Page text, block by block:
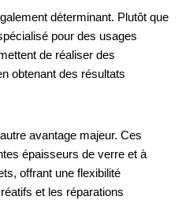
déterminant. Plutôt que
pour des usages
de réaliser des
obtenant des résultats
avantage majeur. Ces
épaisseurs de verre et à
offrant une flexibilité
et les réparations